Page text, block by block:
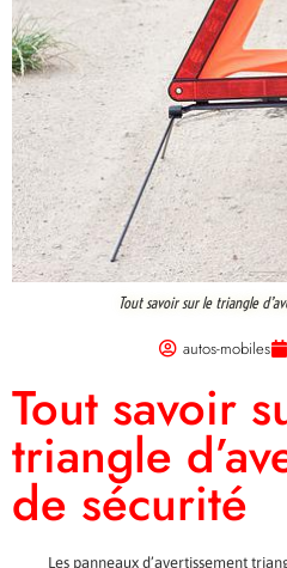
Tout savoir sur le triangle
autos-mobiles
Tout savoir
triangle
de sécurité
Les panneaux d’avertissement